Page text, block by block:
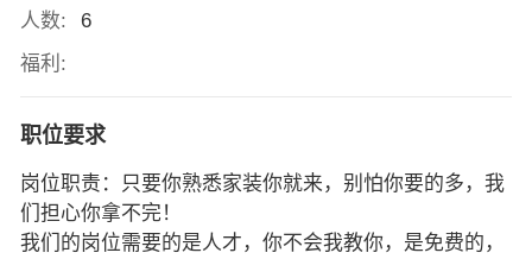
人数:
6
福利:
职位要求
岗位职责：只要你熟悉家装你就来，别怕你要的多，我
们担心你拿不完！
我们的岗位需要的是人才，你不会我教你，是免费的，